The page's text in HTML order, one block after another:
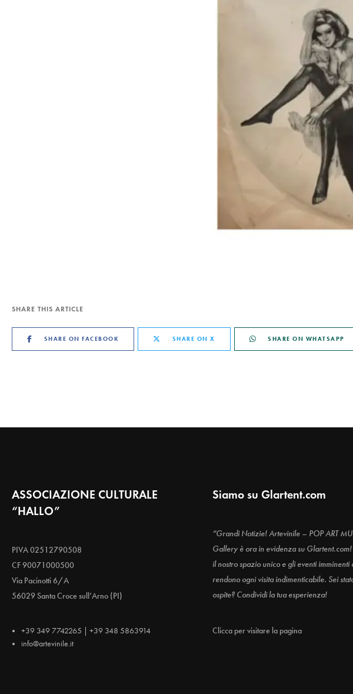
SHARE THIS ARTICLE
SHARE ON FACEBOOK SHARE ON X SHARE ON WHATSAPP
ASSOCIAZIONE CULTURALE
“HALLO”
PIVA 02512790508
CF 90071000500
Via Pacinotti 6/A
56029 Santa Croce sull’Arno (PI)
+39 349 7742265 | +39 348 5863914
info@artevinile.it
Siamo su Glartent.com
“Grandi Notizie! Artevinile – POP ART
Gallery è ora in evidenza su
il nostro spazio unico e gli eventi imminenti
rendono ogni visita indimenticabile. Sei
ospite? Condividi la tua esperienza!
Clicca per visitare la pagina